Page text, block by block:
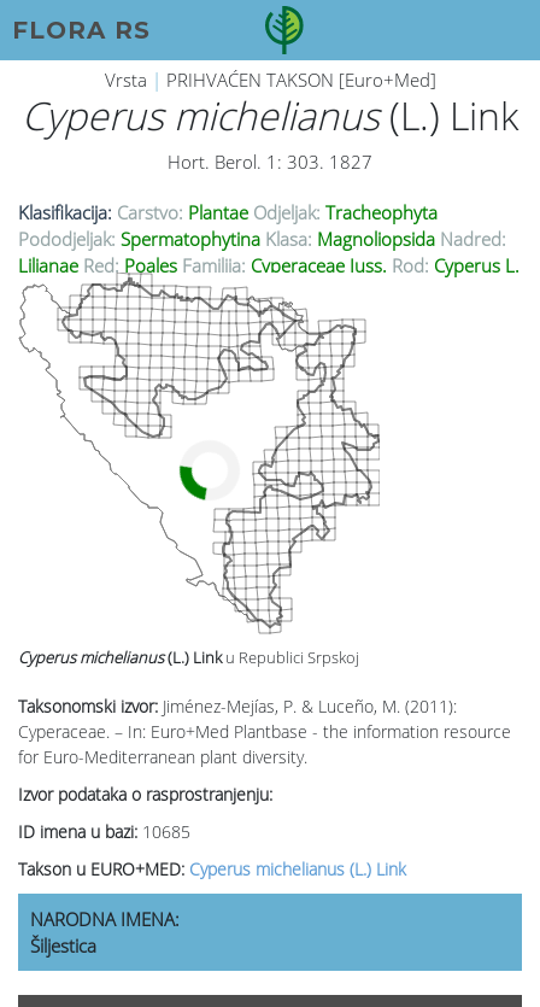
FLORA RS
Vrsta | PRIHVAĆEN TAKSON [Euro+Med]
Cyperus michelianus(L.) Link
Hort. Berol. 1: 303. 1827
Klasifikacija: Carstvo: Plantae Odjeljak: Tracheophyta
Pododjeljak: Spermatophytina Klasa: Magnoliopsida Nadred:
Lilianae Red: Poales Familija: Cyperaceae Juss. Rod: Cyperus L.
Taksonomski izvor: Jiménez-Mejías, P. & Luceño, M. (2011):
Cyperaceae. – In: Euro+Med Plantbase - the information resource
for Euro-Mediterranean plant diversity.
Izvor podataka o rasprostranjenju:
ID imena u bazi: 10685
Takson u EURO+MED: Cyperus michelianus (L.) Link
Cyperus michelianus(L.) Link u Republici Srpskoj
NARODNA IMENA:
Šiljestica